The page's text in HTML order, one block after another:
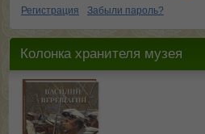
Регистрация
Забыли пароль?
Колонка хранителя музея